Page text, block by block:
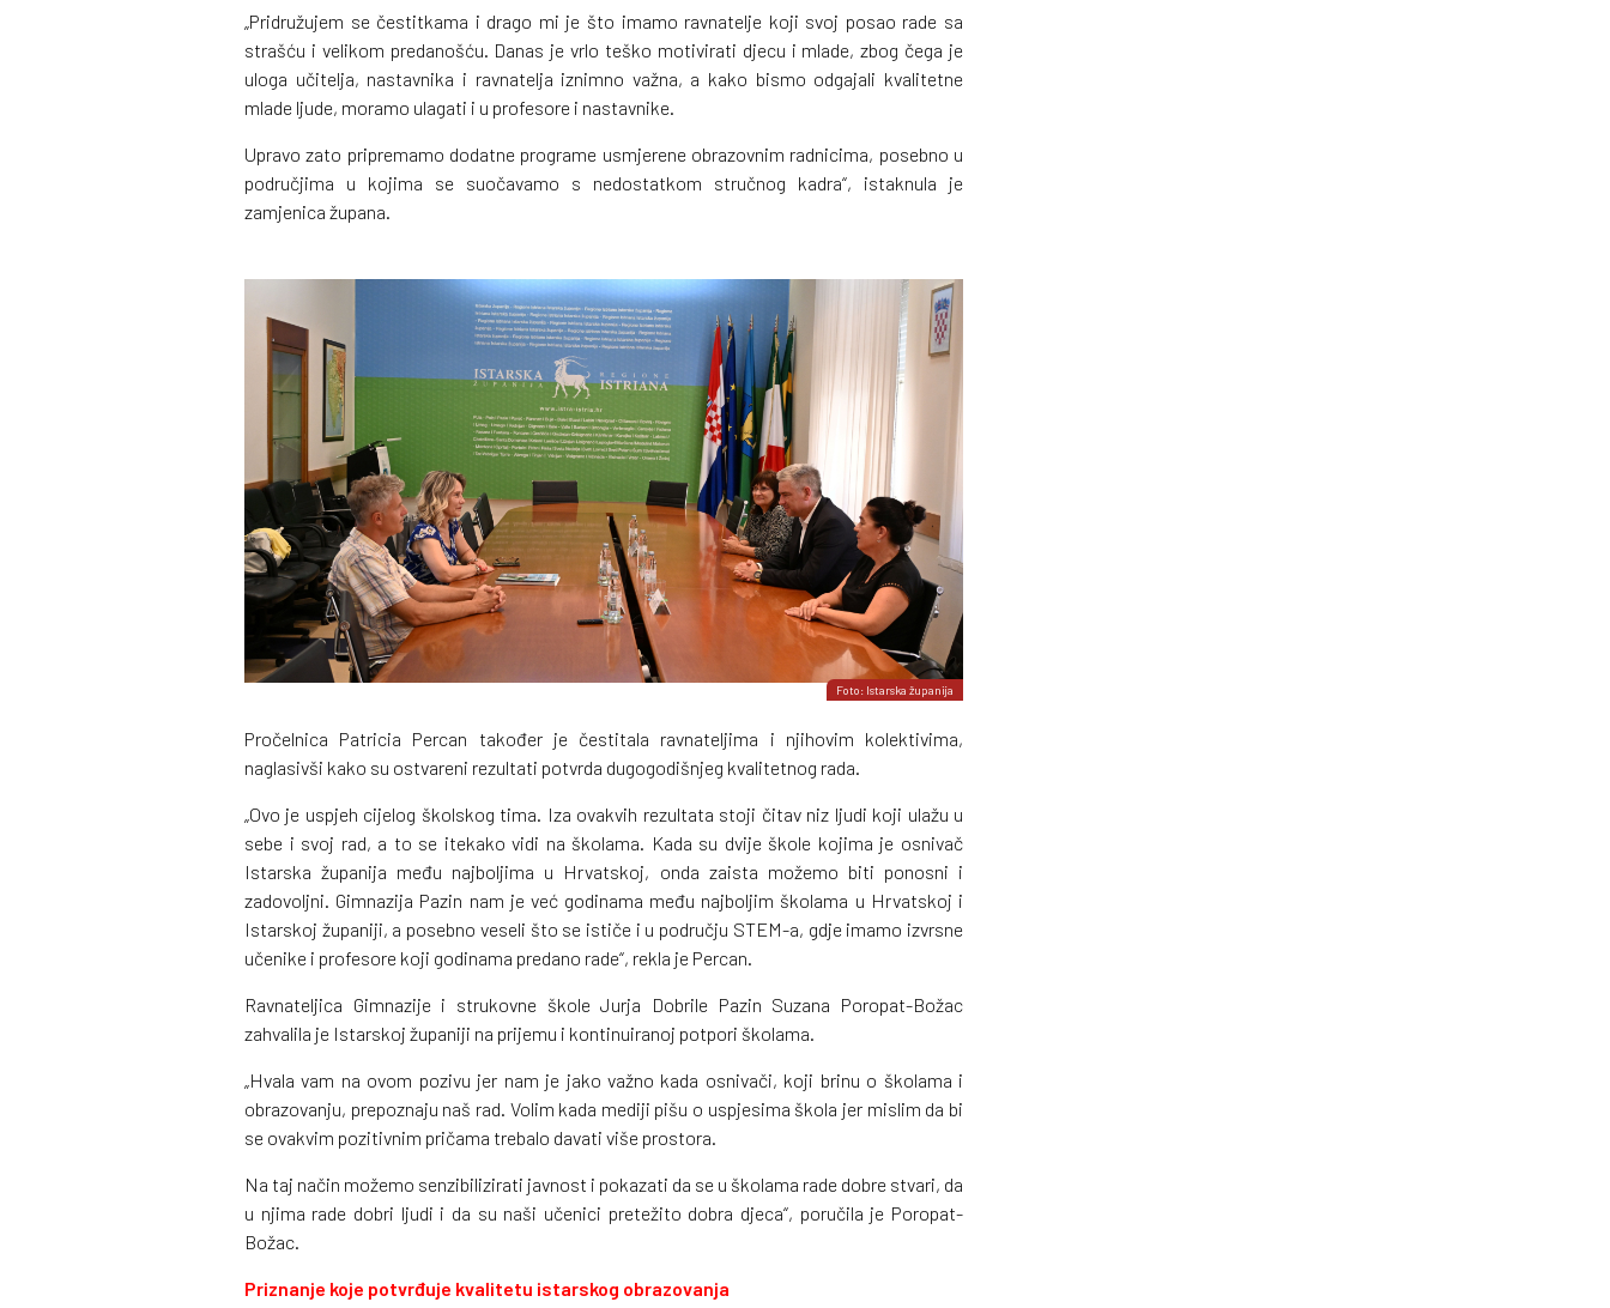
„Pridružujem se čestitkama i drago mi je što imamo ravnatelje koji svoj posao rade sa
strašću i velikom predanošću. Danas je vrlo teško motivirati djecu i mlade, zbog čega je
uloga učitelja, nastavnika i ravnatelja iznimno važna, a kako bismo odgajali kvalitetne
mlade ljude, moramo ulagati i u profesore i nastavnike.
Upravo zato pripremamo dodatne programe usmjerene obrazovnim radnicima, posebno u
područjima u kojima se suočavamo s nedostatkom stručnog kadra“, istaknula je
zamjenica župana.
Foto: Istarska županija
Pročelnica Patricia Percan također je čestitala ravnateljima i njihovim kolektivima,
naglasivši kako su ostvareni rezultati potvrda dugogodišnjeg kvalitetnog rada.
„Ovo je uspjeh cijelog školskog tima. Iza ovakvih rezultata stoji čitav niz ljudi koji ulažu u
sebe i svoj rad, a to se itekako vidi na školama. Kada su dvije škole kojima je osnivač
Istarska županija među najboljima u Hrvatskoj, onda zaista možemo biti ponosni i
zadovoljni. Gimnazija Pazin nam je već godinama među najboljim školama u Hrvatskoj i
Istarskoj županiji, a posebno veseli što se ističe i u području STEM-a, gdje imamo izvrsne
učenike i profesore koji godinama predano rade“, rekla je Percan.
Ravnateljica Gimnazije i strukovne škole Jurja Dobrile Pazin Suzana Poropat-Božac
zahvalila je Istarskoj županiji na prijemu i kontinuiranoj potpori školama.
„Hvala vam na ovom pozivu jer nam je jako važno kada osnivači, koji brinu o školama i
obrazovanju, prepoznaju naš rad. Volim kada mediji pišu o uspjesima škola jer mislim da bi
se ovakvim pozitivnim pričama trebalo davati više prostora.
Na taj način možemo senzibilizirati javnost i pokazati da se u školama rade dobre stvari, da
u njima rade dobri ljudi i da su naši učenici pretežito dobra djeca“, poručila je Poropat-
Božac.
Priznanje koje potvrđuje kvalitetu istarskog obrazovanja